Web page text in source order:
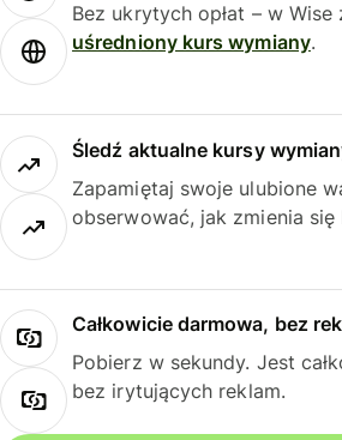
Bez ukrytych opłat – w
uśredniony kurs wymiany.
Śledź aktualne kursy
Zapamiętaj swoje ulubione
obserwować, jak zmienia się
Całkowicie darmowa, bez
Pobierz w sekundy. Jest
bez irytujących reklam.